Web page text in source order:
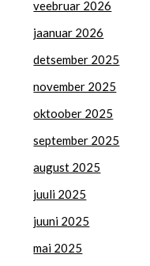
veebruar 2026
jaanuar 2026
detsember 2025
november 2025
oktoober 2025
september 2025
august 2025
juuli 2025
juuni 2025
mai 2025